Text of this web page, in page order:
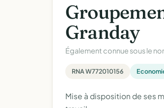
Granday
Également connue sous le
RNA W772010156
Mise à disposition de ses